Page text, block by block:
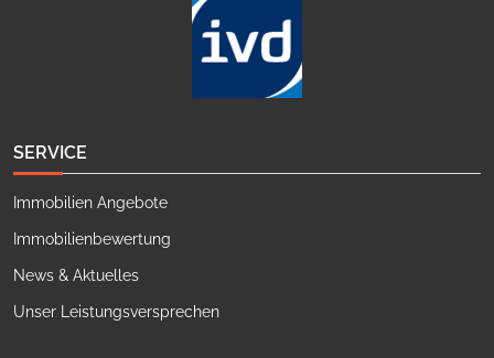
SERVICE
Immobilien Angebote
Immobilienbewertung
News & Aktuelles
Unser Leistungsversprechen